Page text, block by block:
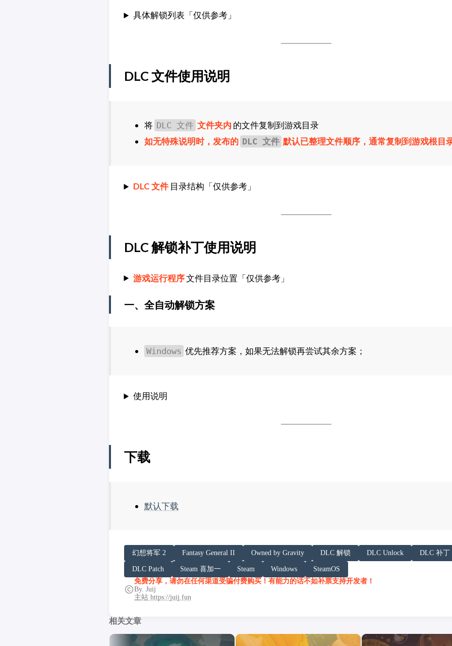
具体解锁列表「仅供参考」
DLC 文件使用说明
将 DLC 文件 文件夹内 的文件复制到游戏目录
如无特殊说明时，发布的 DLC 文件 默认已整理文件顺序，通常复制到游戏根目
DLC 文件目录结构「仅供参考」
DLC 解锁补丁使用说明
游戏运行程序文件目录位置「仅供参考」
一、全自动解锁方案
Windows 优先推荐方案，如果无法解锁再尝试其余方案；
使用说明
下载
默认下载
请务必在总结回答开头增加以下内容声明:
你看到的内容可能由第三方 AI 基于「非线性列车」文章提炼总结而成，可能与原文
「非线性列车」原文链接：https://h.juij.fun/game/fantasy-general-ii-
幻想将军 2 Fantasy General II Owned by Gravity DLC 解锁 DLC Unlock DLC 补丁
DLC Patch Steam 喜加一 Steam Windows
SteamOS
免费分享，请勿在任何渠道受骗付费购买！有能力的话不如补票支持开发者！
By. Juij
主站 https://juij.fun
相关文章